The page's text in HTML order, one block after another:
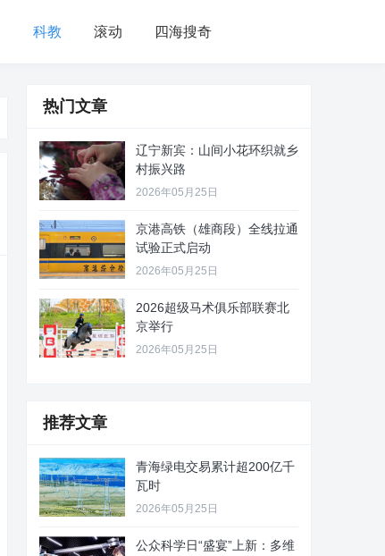
科教 滚动 四海搜奇
热门文章
辽宁新宾：山间小花环织就乡
村振兴路
2026年05月25日
京港高铁（雄商段）全线拉通
试验正式启动
2026年05月25日
2026超级马术俱乐部联赛北
京举行
2026年05月25日
推荐文章
青海绿电交易累计超200亿千
瓦时
2026年05月25日
公众科学日“盛宴”上新：多维